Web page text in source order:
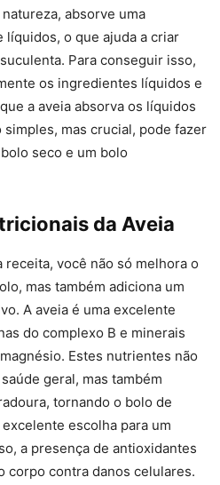
absorve uma
o que ajuda a criar
Para conseguir isso,
os ingredientes líquidos e
a aveia absorva os líquidos
simples, mas crucial, pode fazer
seco e um bolo
da Aveia
receita, você não só melhora o
mas também adiciona um
A aveia é uma excelente
do complexo B e minerais
Estes nutrientes não
geral, mas também
tornando o bolo de
escolha para um
a presença de antioxidantes
corpo contra danos celulares.